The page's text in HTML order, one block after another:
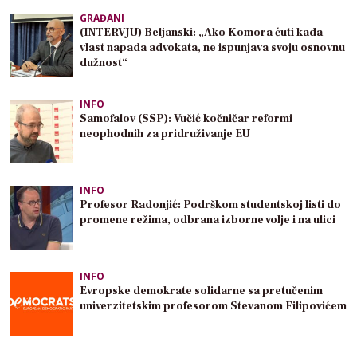
GRAĐANI
(INTERVJU) Beljanski: „Ako Komora ćuti kada
vlast napada advokata, ne ispunjava svoju osnovnu
dužnost“
INFO
Samofalov (SSP): Vučić kočničar reformi
neophodnih za pridruživanje EU
INFO
Profesor Radonjić: Podrškom studentskoj listi do
promene režima, odbrana izborne volje i na ulici
INFO
Evropske demokrate solidarne sa pretučenim
univerzitetskim profesorom Stevanom Filipovićem